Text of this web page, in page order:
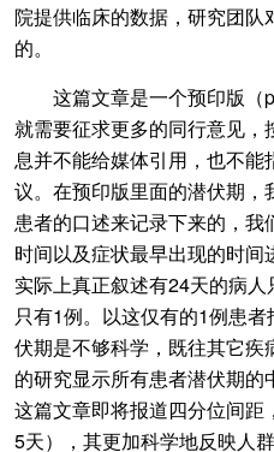
院提供临床的数据，研究团
的。
这篇文章是一个预印版（
就需要征求更多的同行意见
息并不能给媒体引用，也不
议。在预印版里面的潜伏期
患者的口述来记录下来的，
时间以及症状最早出现的时
实际上真正叙述有24天的病
只有1例。以这仅有的1例患
伏期是不够科学，既往其它
的研究显示所有患者潜伏期
这篇文章即将报道四分位间
5天），其更加科学地反映人群